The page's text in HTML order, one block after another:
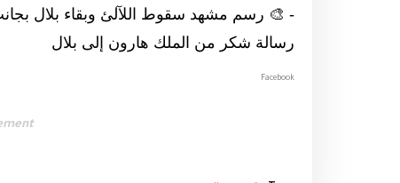
- 🎨 رسم مشهد سقوط اللآلئ وبقاء بلال
رسالة شكر من الملك هارون إلى بلال
Facebook